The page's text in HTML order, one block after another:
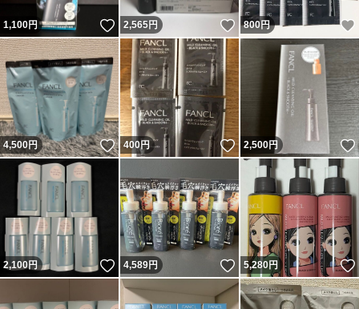
1,100円 いいね！
2,565円 いいね！
800円
4,500円 いいね！
400円 いいね！
2,500円
2,100円 いいね！
4,589円 いいね！
5,280円